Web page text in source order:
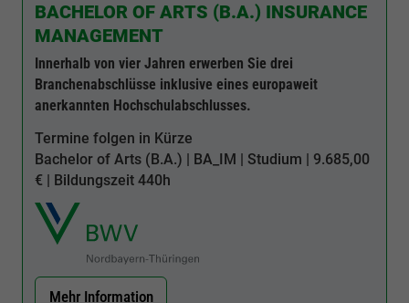
BACHELOR OF ARTS (B.A.) INSURANCE
MANAGEMENT
Innerhalb von vier Jahren erwerben Sie drei
Branchenabschlüsse inklusive eines europaweit
anerkannten Hochschulabschlusses.
Termine folgen in Kürze
Bachelor of Arts (B.A.) | BA_IM | Studium | 9.685,00
€ | Bildungszeit440h
Mehr Information